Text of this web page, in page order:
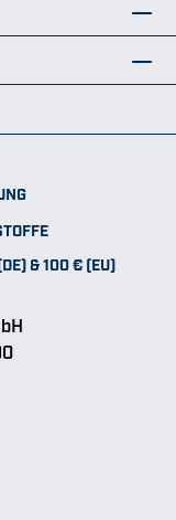
& 100 € (EU)